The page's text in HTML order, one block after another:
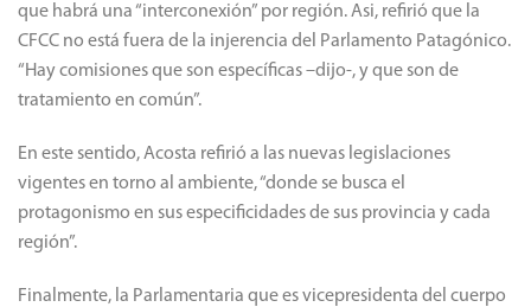
que habrá una “interconexión” por región. Asi, refirió que la
CFCC no está fuera de la injerencia del Parlamento Patagónico.
“Hay comisiones que son específicas –dijo-, y que son de
tratamiento en común”.
En este sentido, Acosta refirió a las nuevas legislaciones
vigentes en torno al ambiente, “donde se busca el
protagonismo en sus especificidades de sus provincia y cada
región”.
Finalmente, la Parlamentaria que es vicepresidenta del cuerpo